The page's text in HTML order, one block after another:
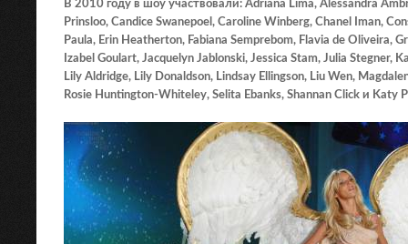
В 2010 году в шоу участвовали: Adriana Lima, Alessandra
Prinsloo, Candice Swanepoel, Caroline Winberg, Chanel Iman,
Paula, Erin Heatherton, Fabiana Semprebom, Flavia de Oliveira,
Izabel Goulart, Jacquelyn Jablonski, Jessica Stam, Julia Stegner,
Lily Aldridge, Lily Donaldson, Lindsay Ellingson, Liu Wen,
Rosie Huntington-Whiteley, Selita Ebanks, Shannan Click и Katy